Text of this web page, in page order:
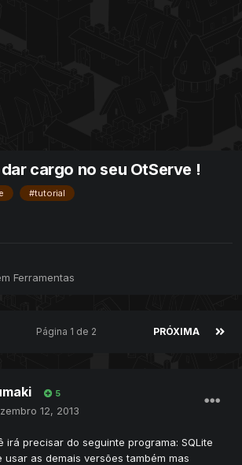
cargo no seu OtServe !
#tutorial
Ferramentas
PRÓXIMA
Página 1 de 2
5
12, 2013
irá precisar do seguinte programa: SQLite
usar as demais versões também mas